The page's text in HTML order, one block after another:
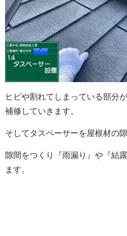
ヒビや割れてしまっている部分
補修していきます。
そしてタスペーサーを屋根材の
隙間をつくり『雨漏り』や『結
ます。